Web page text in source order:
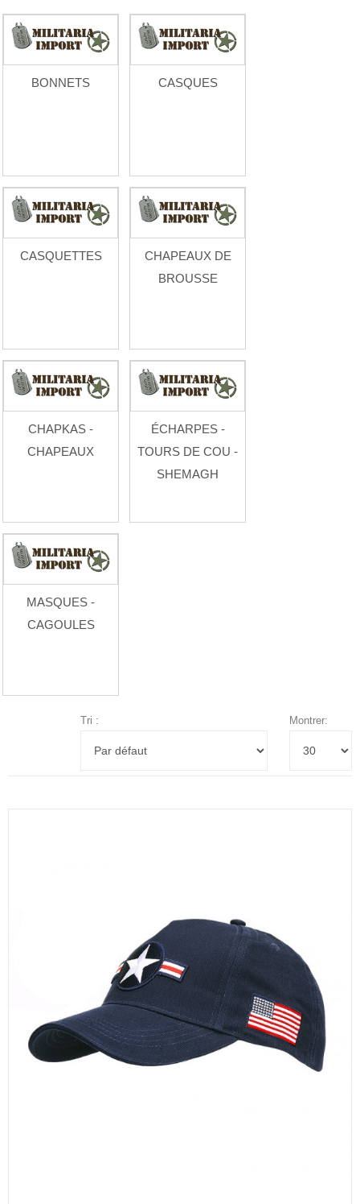
BONNETS CASQUES
CASQUETTES
CHAPEAUX DE
BROUSSE
CHAPKAS -
CHAPEAUX
ÉCHARPES -
TOURS DE COU -
SHEMAGH
MASQUES -
CAGOULES
Tri : Montrer: